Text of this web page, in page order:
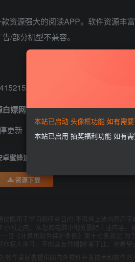
资源强大的阅读APP。软件资源丰
/部分机型不兼容。
白嫖网
更新
卓蜜蜂追书v1.0.39绿化版
资源下载
仅限用于学习和研究目的;不得将上述内容用
小时之内，从您的电脑中彻底删除上述内容
日《计算机软件保护条例》第十七条规定:
作权人许可，不向其支付报酬!鉴于此，也希望
软件爱好者提供国内外软件开发技术和软件共
本站已启动 头像框功能 如有需
本站已启用 抽奖福利功能 如有